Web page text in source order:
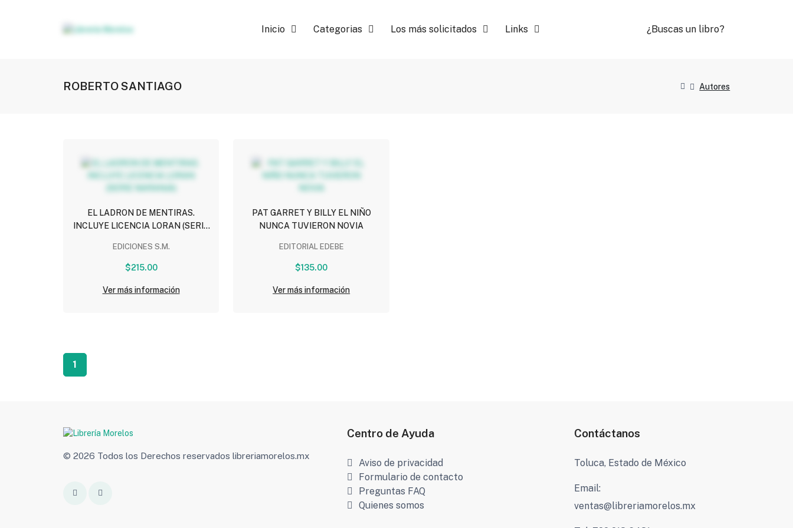
Inicio Categorias Los más solicitados Links ¿Buscas un libro?
ROBERTO SANTIAGO Autores
EL LADRON DE MENTIRAS.
INCLUYE LICENCIA LORAN (SERIE
EDICIONES S.M.
$215.00
Ver más información
PAT GARRET Y BILLY EL NIÑO
NUNCA TUVIERON NOVIA
EDITORIAL EDEBE
$135.00
Ver más información
1
© 2026 Todos los Derechos reservados libreriamorelos.mx
Centro de Ayuda
Aviso de privacidad
Formulario de contacto
Preguntas FAQ
Quienes somos
Contáctanos
Toluca, Estado de México
Email:
ventas@libreriamorelos.mx